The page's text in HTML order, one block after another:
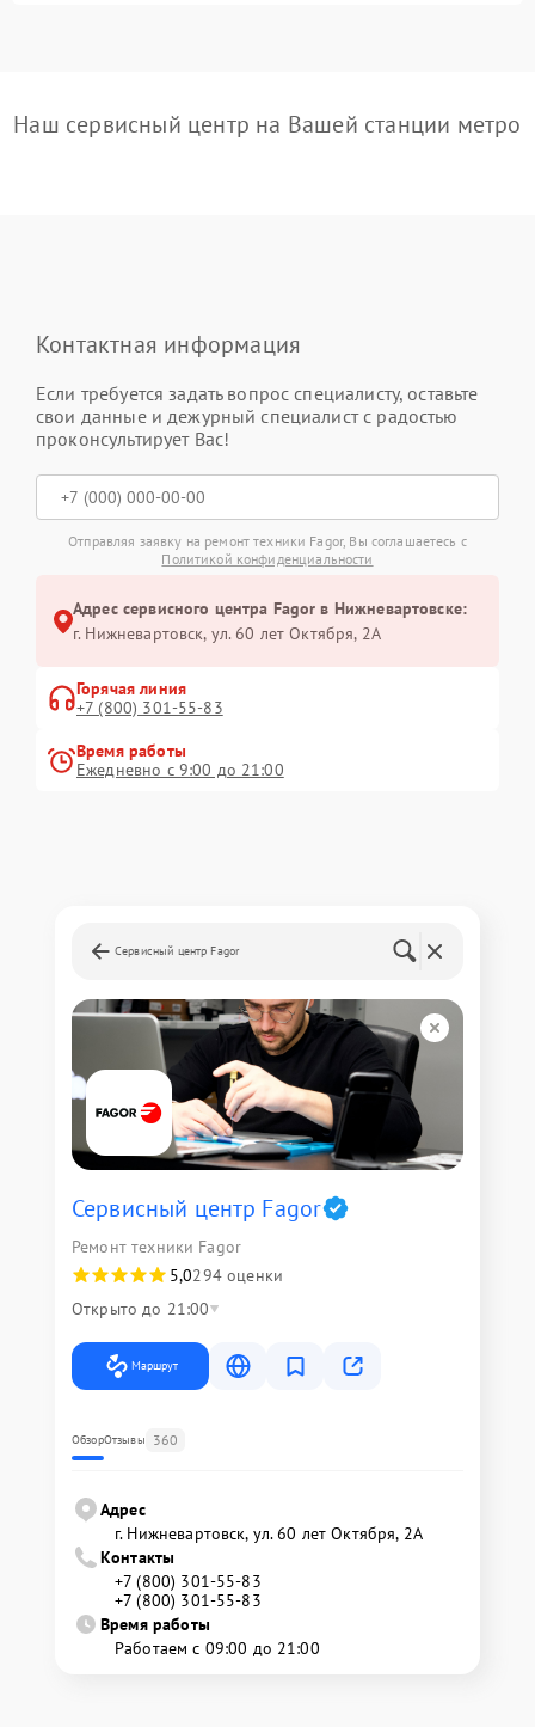
Наш сервисный центр на Вашей станции метро
Контактная информация
Если требуется задать вопрос специалисту, оставьте
свои данные и дежурный специалист с радостью
проконсультирует Вас!
Отправляя заявку на ремонт техники Fagor, Вы соглашаетесь с
Политикой конфиденциальности
Адрес сервисного центра Fagor в Нижневартовске:
г. Нижневартовск, ул. 60 лет Октября, 2А
Горячая линия
+7 (800) 301-55-83
Время работы
Ежедневно с 9:00 до 21:00
Сервисный центр Fagor
Сервисный центр Fagor
Ремонт техники Fagor
5,0294 оценки
Открыто до 21:00
Маршрут
ОбзорОтзывы 360
Адрес
г. Нижневартовск, ул. 60 лет Октября, 2А
Контакты
+7 (800) 301-55-83
+7 (800) 301-55-83
Время работы
Работаем с 09:00 до 21:00